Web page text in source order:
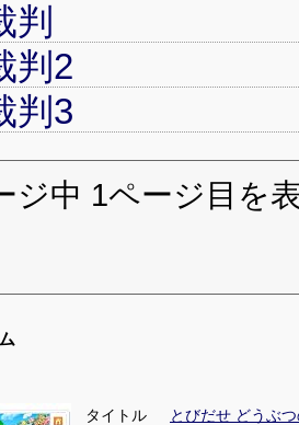
判
判2
判3
ジ中 1ページ目を
タイトル
とびだせ どうぶ